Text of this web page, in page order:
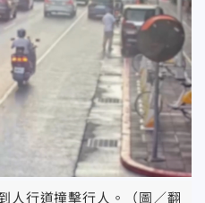
人行道撞擊行人。（圖／翻